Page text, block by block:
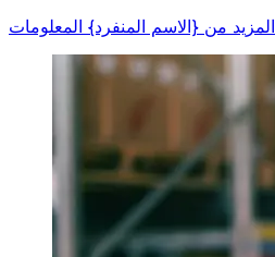
المزيد من {الاسم المنفرد} المعلومات